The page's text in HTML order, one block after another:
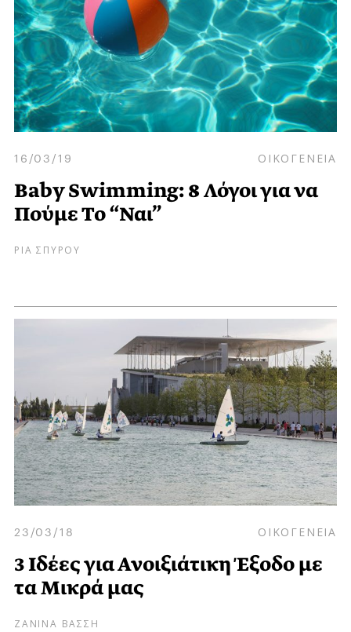
16/03/19 ΟΙΚΟΓΕΝΕΙΑ
Baby Swimming: 8 Λόγοι για να
Πούμε Το “Ναι”
ΡΙΑ ΣΠΥΡΟΥ
23/03/18 ΟΙΚΟΓΕΝΕΙΑ
3 Ιδέες για Ανοιξιάτικη Έξοδο με
τα Μικρά μας
ΖΑΝΙΝΑ ΒΑΣΣΗ